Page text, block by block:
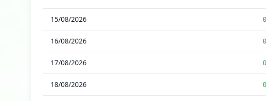
15/08/2026
16/08/2026
17/08/2026
18/08/2026